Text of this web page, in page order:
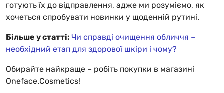
готують їх до відправлення, адже ми розуміємо, як
хочеться спробувати новинки у щоденній рутині.
Більше у статті: Чи справді очищення обличчя –
необхідний етап для здорової шкіри і чому?
Обирайте найкраще – робіть покупки в магазині
Oneface.Cosmetics!